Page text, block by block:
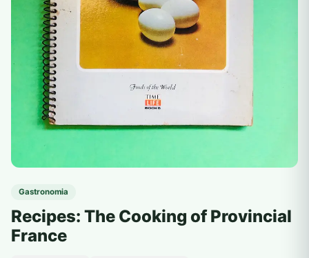
Gastronomia
Recipes: The Cooking of Provincial
France